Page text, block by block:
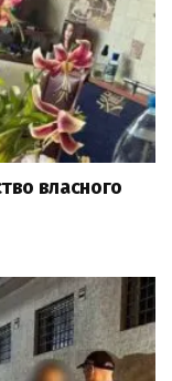
власного